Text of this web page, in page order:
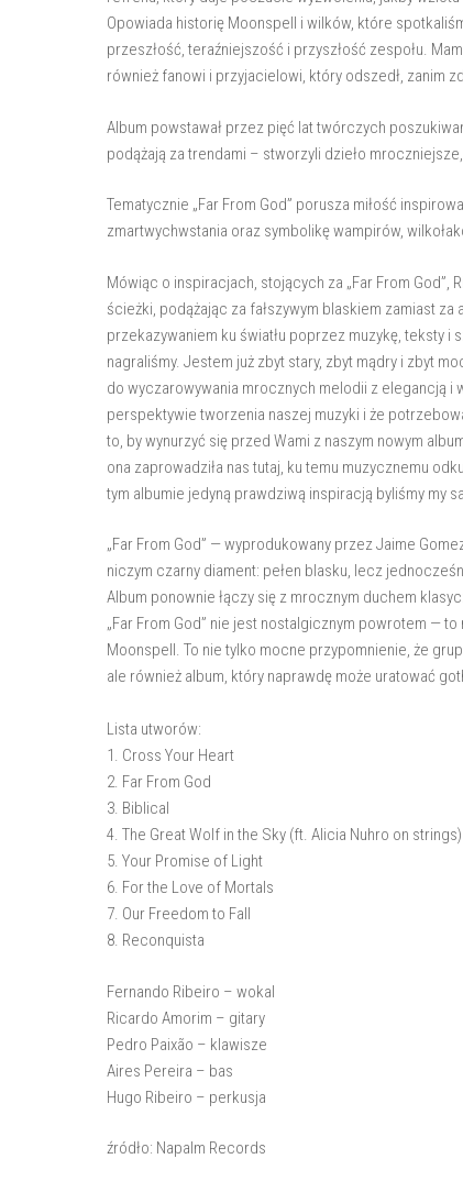
Opowiada historię Moonspell i wilków, które
przeszłość, teraźniejszość i przyszłość zespołu.
również fanowi i przyjacielowi, który odszedł, zanim
Album powstawał przez pięć lat twórczych
podążają za trendami – stworzyli dzieło
Tematycznie „Far From God” porusza miłość
zmartwychwstania oraz symbolikę wampirów,
Mówiąc o inspiracjach, stojących za „Far From God”,
ścieżki, podążając za fałszywym blaskiem zamiast
przekazywaniem ku światłu poprzez muzykę, teksty
nagraliśmy. Jestem już zbyt stary, zbyt mądry i zbyt
do wyczarowywania mrocznych melodii z elegancją i
perspektywie tworzenia naszej muzyki i że
to, by wynurzyć się przed Wami z naszym nowym
ona zaprowadziła nas tutaj, ku temu muzycznemu
tym albumie jedyną prawdziwą inspiracją byliśmy my
„Far From God” — wyprodukowany przez Jaime
niczym czarny diament: pełen blasku, lecz
Album ponownie łączy się z mrocznym duchem
„Far From God” nie jest nostalgicznym powrotem —
Moonspell. To nie tylko mocne przypomnienie, że
ale również album, który naprawdę może uratować
Lista utworów:
1. Cross Your Heart
2. Far From God
3. Biblical
4. The Great Wolf in the Sky (ft. Alicia Nuhro on strings)
5. Your Promise of Light
6. For the Love of Mortals
7. Our Freedom to Fall
8. Reconquista
Fernando Ribeiro – wokal
Ricardo Amorim – gitary
Pedro Paixão – klawisze
Aires Pereira – bas
Hugo Ribeiro – perkusja
źródło: Napalm Records